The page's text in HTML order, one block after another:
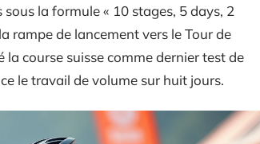
la formule « 10 stages, 5 days, 2
rampe de lancement vers le Tour de
course suisse comme dernier test de
le travail de volume sur huit jours.